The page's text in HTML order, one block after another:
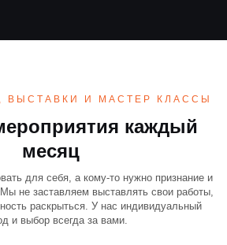
ВЫСТАВКИ И МАСТЕР КЛАССЫ
каждый
месяц
для себя, а кому-то нужно признание и
не заставляем выставлять свои работы,
раскрыться. У нас индивидуальный
и выбор всегда за вами.